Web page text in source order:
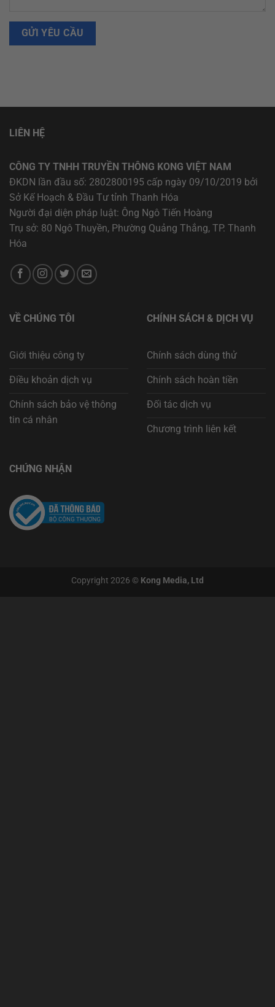
LIÊN HỆ
CÔNG TY TNHH TRUYỀN THÔNG KONG VIỆT NAM
ĐKDN lần đầu số: 2802800195 cấp ngày 09/10/2019 bởi
Sở Kế Hoạch & Đầu Tư tỉnh Thanh Hóa
Người đại diện pháp luật: Ông Ngô Tiến Hoàng
Trụ sở: 80 Ngô Thuyền, Phường Quảng Thắng, TP. Thanh
Hóa
VỀ CHÚNG TÔI
Giới thiệu công ty
Điều khoản dịch vụ
Chính sách bảo vệ thông
tin cá nhân
CHÍNH SÁCH & DỊCH VỤ
Chính sách dùng thử
Chính sách hoàn tiền
Đối tác dịch vụ
Chương trình liên kết
CHỨNG NHẬN
Copyright 2026 © Kong Media, Ltd